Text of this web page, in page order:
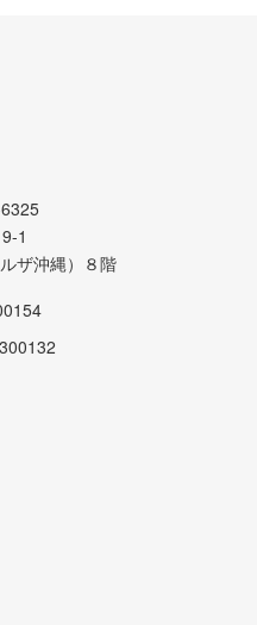
1
ザ沖縄）８階